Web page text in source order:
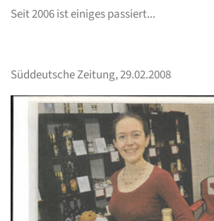
Seit 2006 ist einiges passiert...
Süddeutsche Zeitung, 29.02.2008